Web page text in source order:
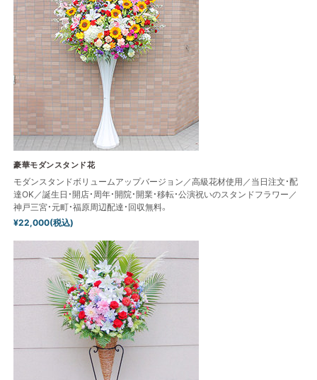
豪華モダンスタンド花
モダンスタンドボリュームアップバージョン／高級花材使用／当日注文・配
達OK／誕生日・開店・周年・開院・開業・移転・公演祝いのスタンドフラワー／
神戸三宮・元町・福原周辺配達・回収無料。
¥22,000(税込)